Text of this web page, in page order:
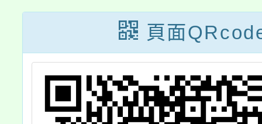
理人
次
頁面